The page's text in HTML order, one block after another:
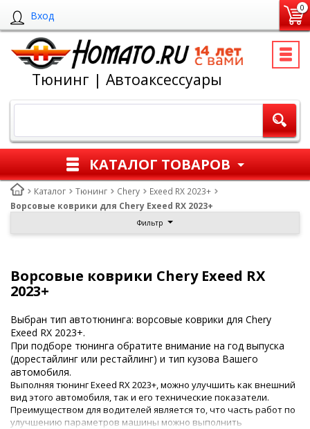
Вход
0
Тюнинг | Автоаксессуары
КАТАЛОГ ТОВАРОВ
Каталог Тюнинг Chery
Exeed RX 2023+
Ворсовые коврики для Chery Exeed RX 2023+
Фильтр
Ворсовые коврики Chery Exeed RX
2023+
Выбран тип автотюнинга: ворсовые коврики для Chery
Exeed RX 2023+.
При подборе тюнинга обратите внимание на год выпуска
(дорестайлинг или рестайлинг) и тип кузова Вашего
автомобиля.
Выполняя тюнинг Exeed RX 2023+, можно улучшить как внешний
вид этого автомобиля, так и его технические показатели.
Преимуществом для водителей является то, что часть работ по
улучшению параметров машины можно выполнить